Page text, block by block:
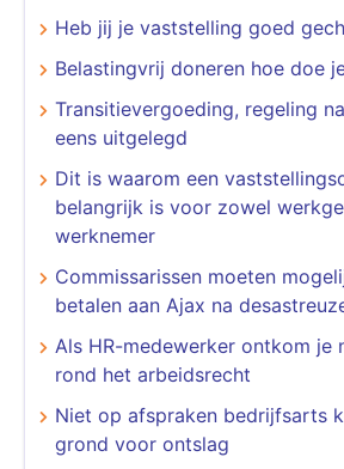
Heb jij je vaststelling goed
Belastingvrij doneren hoe doe
Transitievergoeding, regeling
eens uitgelegd
Dit is waarom een
belangrijk is voor zowel
werknemer
Commissarissen moeten
betalen aan Ajax na
Als HR-medewerker ontkom je
rond het arbeidsrecht
Niet op afspraken bedrijfsarts
grond voor ontslag